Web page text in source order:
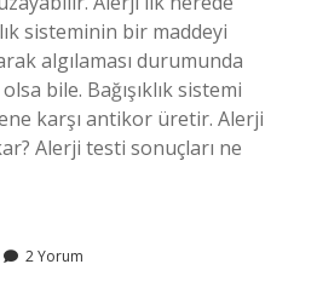
sisteminin bir maddeyi
algılaması durumunda
bile. Bağışıklık sistemi
karşı antikor üretir. Alerji
Alerji testi sonuçları ne
2 Yorum